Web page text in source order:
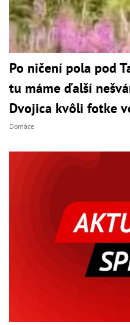
Po ničení pola pod
tu máme ďalší
Dvojica kvôli fotke
Domáce